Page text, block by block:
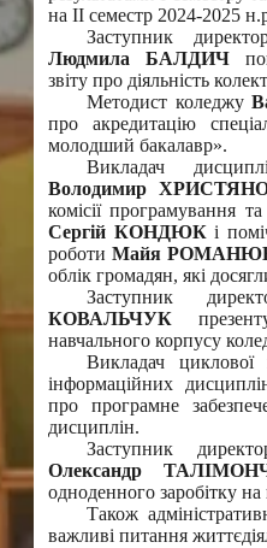
на ІІ семестр 2024-2025
Заступник
Людмила БАЛДИЧ
звіту про діяльність
Методист коледжу
про акредитацію
молодший бакалавр».
Викладач
Володимир
комісії програмування
Сергій КОНДЮКі
роботи Майя
облік громадян, які
Заступник
КОВАЛЬЧУК
навчального корпусу
Викладач циклової
інформаційних
про програмне
дисциплін.
Заступник
Олександр
одноденного заробітку
Також
важливі питання